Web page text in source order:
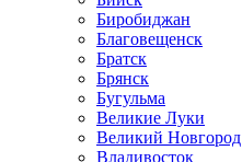
Биробиджан
Благовещенск
Братск
Брянск
Бугульма
Великие Луки
Великий Новгород
Владивосток